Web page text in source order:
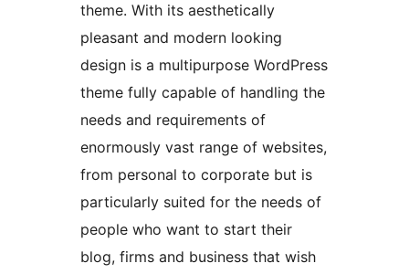
theme. With its aesthetically
pleasant and modern looking
design is a multipurpose WordPress
theme fully capable of handling the
needs and requirements of
enormously vast range of websites,
from personal to corporate but is
particularly suited for the needs of
people who want to start their
blog, firms and business that wish